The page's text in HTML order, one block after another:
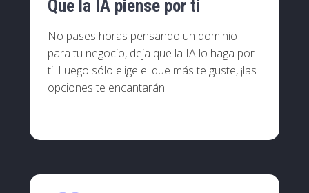
Que la IA piense por ti
No pases horas pensando un dominio
para tu negocio, deja que la IA lo haga por
ti. Luego sólo elige el que más te guste, ¡las
opciones te encantarán!